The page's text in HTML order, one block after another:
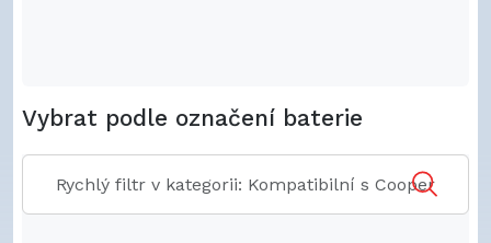
Vybrat podle označení baterie